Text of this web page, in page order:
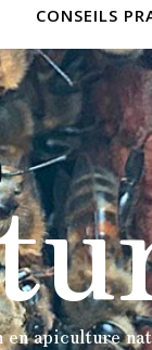
CONSEILS
en apiculture